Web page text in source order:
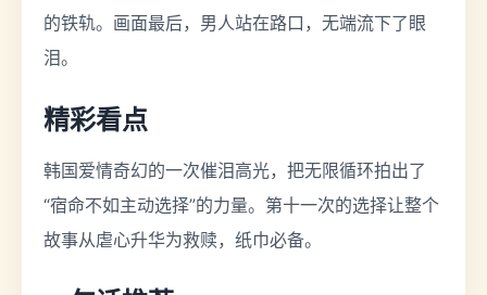
的铁轨。画面最后，男人站在路口，无端流下了眼
泪。
精彩看点
韩国爱情奇幻的一次催泪高光，把无限循环拍出了
“宿命不如主动选择”的力量。第十一次的选择让整个
故事从虐心升华为救赎，纸巾必备。